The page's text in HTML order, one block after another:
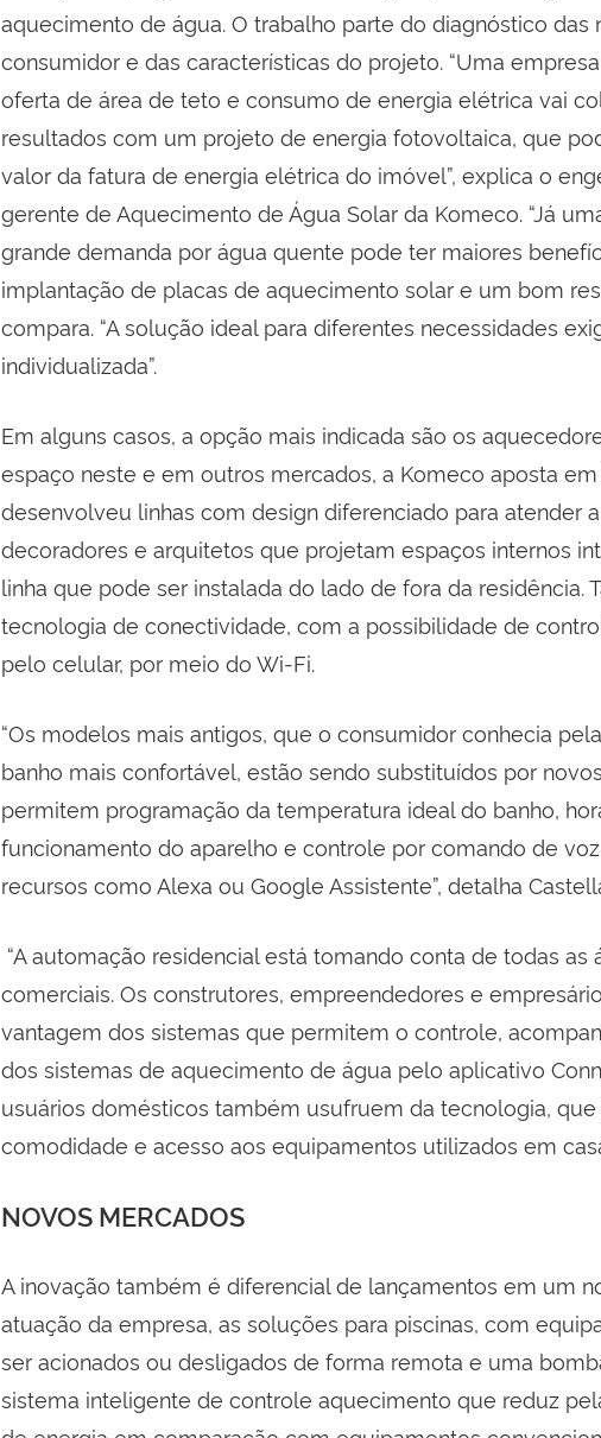
aquecimento de água. O trabalho parte do diagnóstico das
consumidor e das características do projeto. “Uma
oferta de área de teto e consumo de energia elétrica vai
resultados com um projeto de energia fotovoltaica, que
valor da fatura de energia elétrica do imóvel”, explica o
gerente de Aquecimento de Água Solar da Komeco. “Já
grande demanda por água quente pode ter maiores
implantação de placas de aquecimento solar e um bom
compara. “A solução ideal para diferentes necessidades
individualizada”.
Em alguns casos, a opção mais indicada são os
espaço neste e em outros mercados, a Komeco aposta
desenvolveu linhas com design diferenciado para atender
decoradores e arquitetos que projetam espaços internos
linha que pode ser instalada do lado de fora da residência.
tecnologia de conectividade, com a possibilidade de
pelo celular, por meio do Wi-Fi.
“Os modelos mais antigos, que o consumidor conhecia
banho mais confortável, estão sendo substituídos por
permitem programação da temperatura ideal do banho,
funcionamento do aparelho e controle por comando de
recursos como Alexa ou Google Assistente”, detalha
“A automação residencial está tomando conta de todas as
comerciais. Os construtores, empreendedores e
vantagem dos sistemas que permitem o controle,
dos sistemas de aquecimento de água pelo aplicativo
usuários domésticos também usufruem da tecnologia,
comodidade e acesso aos equipamentos utilizados em
NOVOS MERCADOS
A inovação também é diferencial de lançamentos em um
atuação da empresa, as soluções para piscinas, com
ser acionados ou desligados de forma remota e uma
sistema inteligente de controle aquecimento que reduz